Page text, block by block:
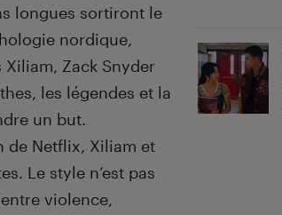
longues sortiront le
nordique,
Zack Snyder
les légendes et la
un but.
de Netflix, Xiliam et
Le style n’est pas
violence,